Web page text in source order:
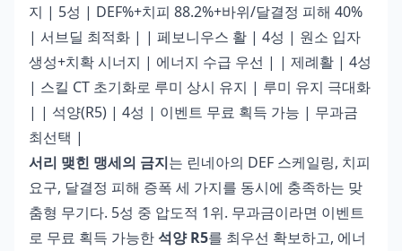
지 | 5성 | DEF%+치피 88.2%+바위/달결정 피해 40%
| 서브딜 최적화 | | 페보니우스 활 | 4성 | 원소 입자
생성+치확 시너지 | 에너지 수급 우선 | | 제례활 | 4성
| 스킬 CT 초기화로 루미 상시 유지 | 루미 유지 극대화
| | 석양(R5) | 4성 | 이벤트 무료 획득 가능 | 무과금
최선택 |
서리 맺힌 맹세의 금지는 린네아의 DEF 스케일링, 치피
요구, 달결정 피해 증폭 세 가지를 동시에 충족하는 맞
춤형 무기다. 5성 중 압도적 1위. 무과금이라면 이벤트
로 무료 획득 가능한 석양 R5를 최우선 확보하고, 에너